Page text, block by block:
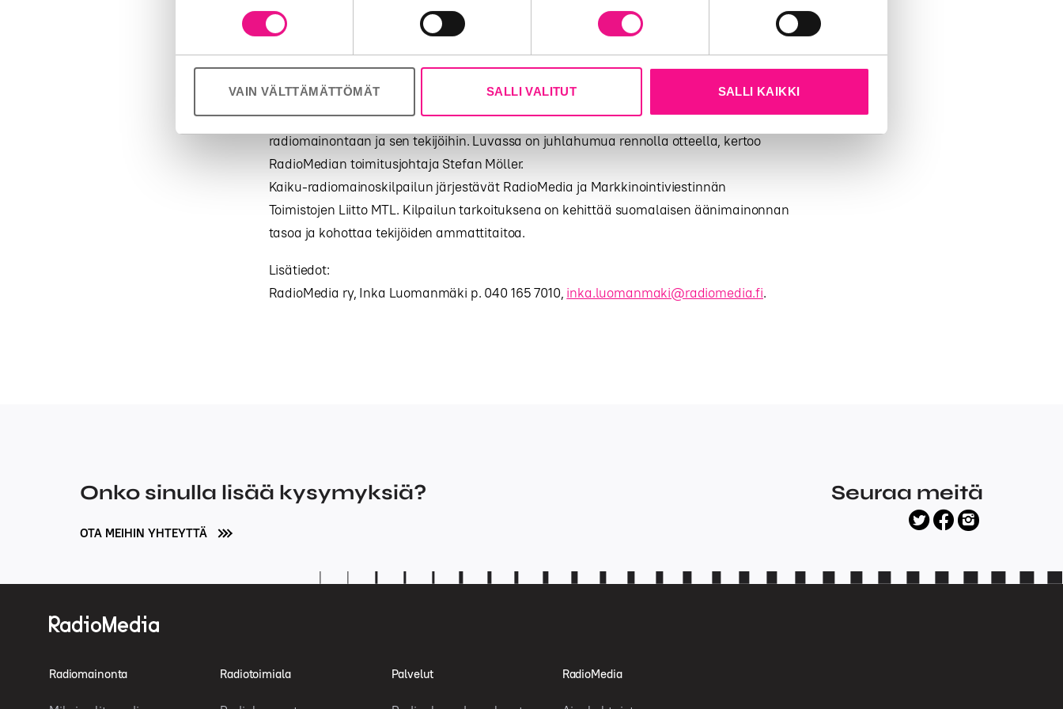
palvelujaan (esim. Google).
VAIN VÄLTTÄMÄTTÖMÄT SALLI VALITUT SALLI KAIKKI
KaikuGaalassa, joka järjestetään Restaurant Pörssissä Helsingissä perjantaina 8.3 2013.
Kahtena edellisenä vuonna Kaiku-palkinnot on jaettu RadioAwardsien yhteydessä.
Kaikun pääpalkinnon voittanut tiimi ja mainostajan edustaja lähtevät kesäkuussa
Cannes Lions -mainosfestivaaleille.
– Haluamme antaa Kaikulle jälleen aivan omat kemut – KaikuGaalassa keskitymme
radiomainontaan ja sen tekijöihin. Luvassa on juhlahumua rennolla otteella, kertoo
RadioMedian toimitusjohtaja Stefan Möller.
Kaiku-radiomainoskilpailun järjestävät RadioMedia ja Markkinointiviestinnän
Toimistojen Liitto MTL. Kilpailun tarkoituksena on kehittää suomalaisen äänimainonnan
tasoa ja kohottaa tekijöiden ammattitaitoa.
Lisätiedot:
RadioMedia ry, Inka Luomanmäki p. 040 165 7010, inka.luomanmaki@radiomedia.fi.
Onko sinulla lisää kysymyksiä?
OTA MEIHIN YHTEYTTÄ
Seuraa meitä
twitter
facebook
instagram
Radiomainonta Radiotoimiala Palvelut RadioMedia